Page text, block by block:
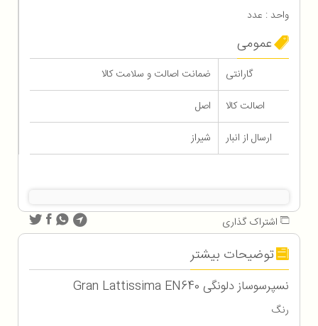
واحد : عدد
عمومی
گارانتی
ضمانت اصالت و سلامت کالا
اصالت کالا
اصل
ارسال از انبار
شیراز
اشتراک گذاری
توضیحات بیشتر
نسپرسوساز دلونگی Gran Lattissima EN640
رنگ